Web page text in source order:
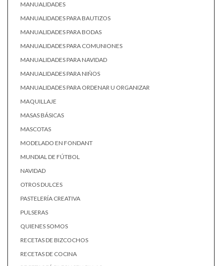
MANUALIDADES
MANUALIDADES PARA BAUTIZOS
MANUALIDADES PARA BODAS
MANUALIDADES PARA COMUNIONES
MANUALIDADES PARA NAVIDAD
MANUALIDADES PARA NIÑOS
MANUALIDADES PARA ORDENAR U ORGANIZAR
MAQUILLAJE
MASAS BÁSICAS
MASCOTAS
MODELADO EN FONDANT
MUNDIAL DE FÚTBOL
NAVIDAD
OTROS DULCES
PASTELERÍA CREATIVA
PULSERAS
QUIENES SOMOS
RECETAS DE BIZCOCHOS
RECETAS DE COCINA